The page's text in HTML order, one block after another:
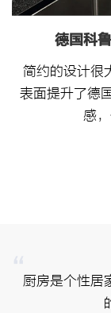
德国科
简约的设计很
表面提升了德
感
厨房是个性居